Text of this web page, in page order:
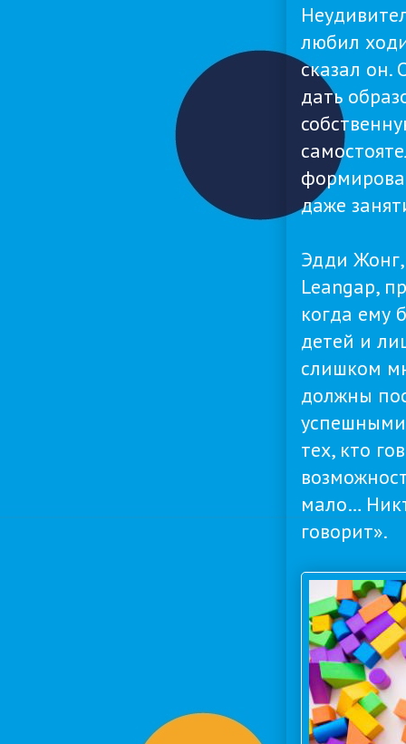
любил
сказал он.
дать
даже
Эдди Жонг,
Leangap,
когда ему
детей и
слишком
должны
тех, кто
мало…
говорит».